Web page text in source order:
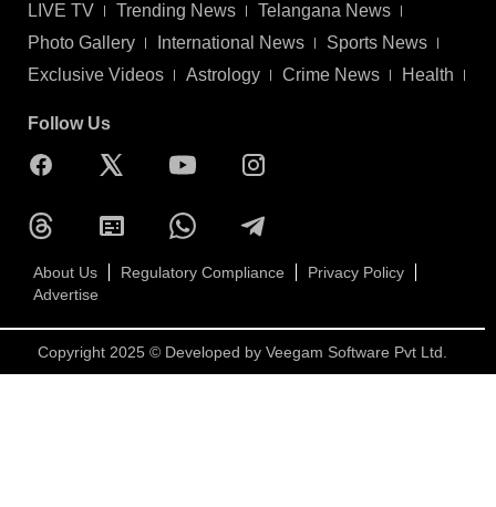
LIVE TV Trending News
Telangana News
Photo Gallery
International News
Sports News
Exclusive Videos
Astrology Crime News Health
Follow Us
About Us Regulatory Compliance
Privacy Policy
Advertise
Copyright 2025 © Developed by Veegam Software Pvt Ltd.